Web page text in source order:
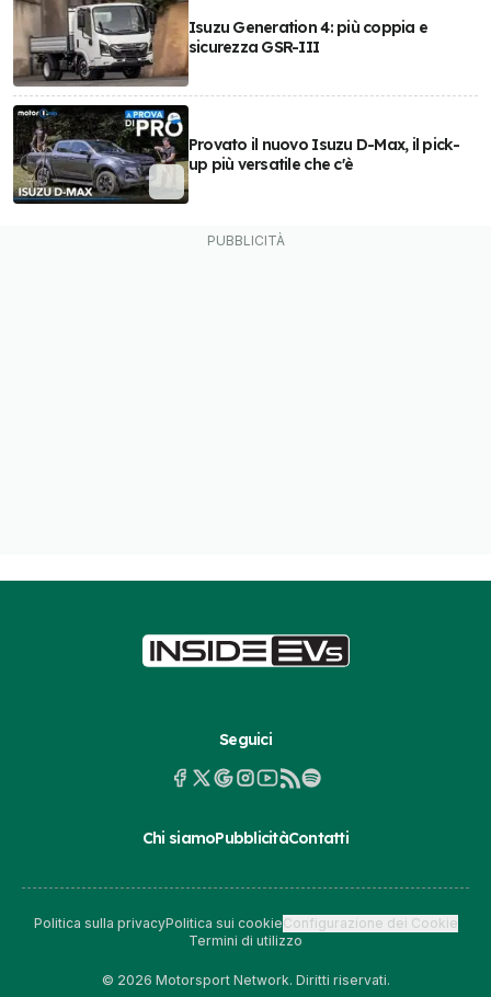
Isuzu Generation 4: più coppia e
sicurezza GSR-III
Provato il nuovo Isuzu D-Max, il pick-
up più versatile che c'è
Seguici
Chi siamoPubblicitàContatti
Politica sulla privacyPolitica sui cookieConfigurazione dei Cookie
Termini di utilizzo
© 2026 Motorsport Network. Diritti riservati.